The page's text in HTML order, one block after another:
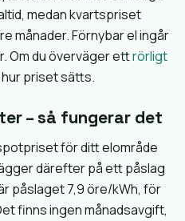
medan kvartspriset
månader. Förnybar el ingår
Om du överväger ettrörligt
priset sätts.
– så fungerar det
för ditt elområde
därefter på ett påslag
påslaget 7,9 öre/kWh, för
finns ingen månadsavgift,